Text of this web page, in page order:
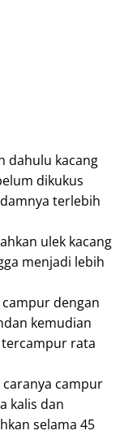
dahulu kacang
dikukus
terlebih
ulek kacang
menjadi lebih
dengan
kemudian
tercampur rata
campur
kalis dan
selama 45